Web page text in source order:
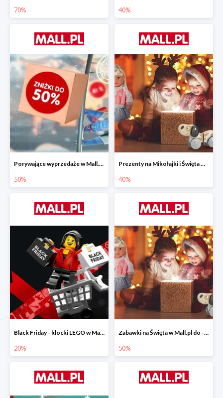
70% 40%
Porywające wyprzedaże w Mall.pl do -50%
50%
Prezenty na Mikołajki i Święta w Mall.pl do -40%
40%
Black Friday - klocki LEGO w Mall.pl do -20%
20%
Zabawki na Święta w Mall.pl do -50%
50%